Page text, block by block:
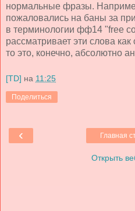
нормальные фразы.
пожаловались на баны за
в терминологии фф14 "free
рассматривает эти слова как
то это, конечно, абсолютно
[TD] на 11:25
Поделиться
‹ Главная
Открыть